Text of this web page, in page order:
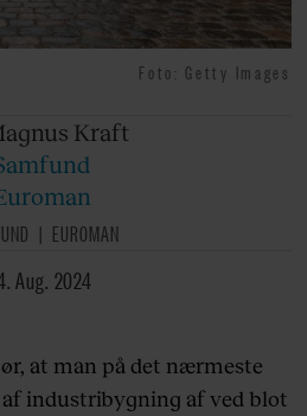
Foto: Getty Images
Kraft
EUROMAN
Aug. 2024
at man på det nærmeste
industribygning af ved blot